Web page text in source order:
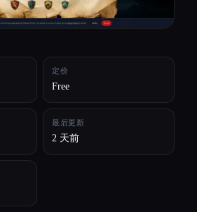
定价
Free
最后更新
2 天前